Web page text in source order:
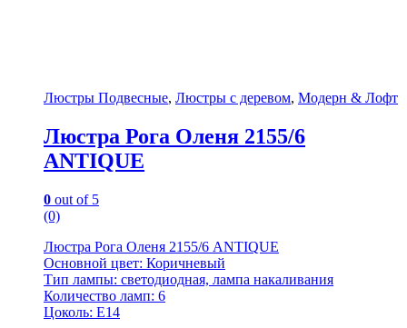
Люстры Подвесные, Люстры с деревом, Модерн & Лофт
Люстра Рога Оленя 2155/6
ANTIQUE
0 out of 5
(0)
Люстра Рога Оленя 2155/6 ANTIQUE
Основной цвет: Коричневый
Тип лампы: светодиодная, лампа накаливания
Количество ламп: 6
Цоколь: Е14